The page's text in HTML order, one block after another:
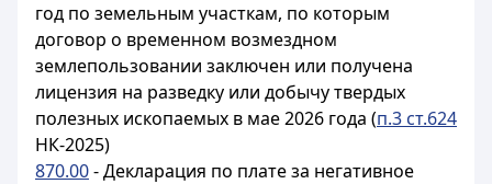
год по земельным участкам, по которым
договор о временном возмездном
землепользовании заключен или получена
лицензия на разведку или добычу твердых
полезных ископаемых в мае 2026 года (п.3 ст.624
НК-2025)
870.00- Декларация по плате за негативное